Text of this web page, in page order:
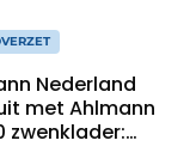
Nederland
met Ahlmann
zwenklader: